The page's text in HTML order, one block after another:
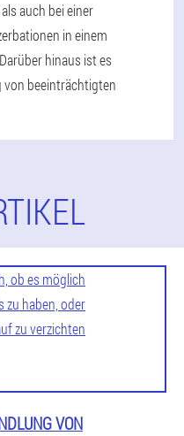
auch bei einer
in einem
hinaus ist es
von beeinträchtigten
VON